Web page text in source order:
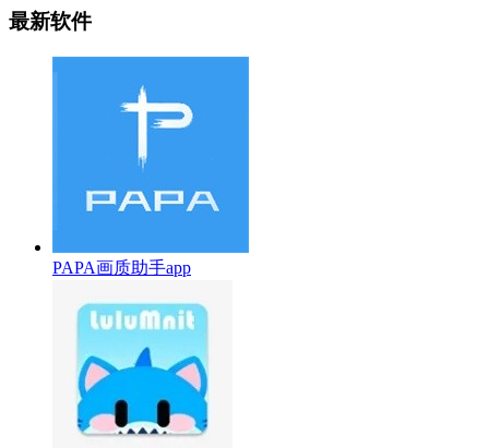
最新软件
PAPA画质助手app